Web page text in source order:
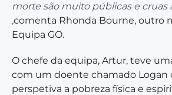
morte são muito públicas e cruas
,comenta Rhonda Bourne, outro
Equipa GO.
O chefe da equipa, Artur, teve
com um doente chamado Logan
perspetiva a pobreza física e